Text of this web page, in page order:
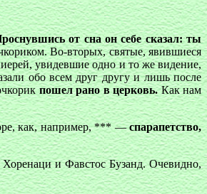
от сна он себе сказал: ты
Во-вторых, святые, явившиеся
увидевшие одно и то же видение,
обо всем друг другу и лишь после
пошел рано в церковь.Как нам
как, например, *** —спарапетство,
и Фавстос Бузанд. Очевидно,